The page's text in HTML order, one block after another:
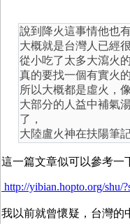
說到降火這事情他也
大概就是台灣人已經
從小吃了太多大瀉火
真的要找一個有實火
所以大概都是虛火，
大部分的人益中補氣
了，
大陸盧火神在扶陽筆
這一篇文章似可以參考一
http://yibian.hopto.org/shu/
我以前就曾懷疑，台灣的